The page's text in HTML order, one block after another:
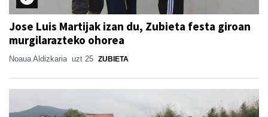
Jose Luis Martijak izan du, Zubieta festa giroan
murgilarazteko ohorea
Noaua Aldizkaria uzt 25 ZUBIETA